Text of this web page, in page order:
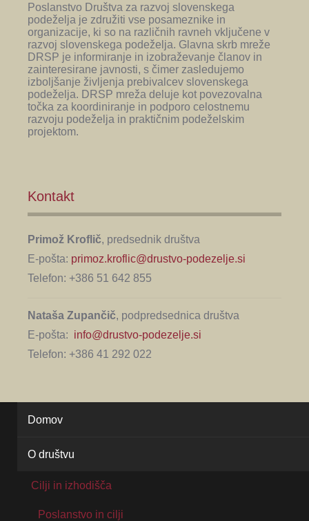
Poslanstvo Društva za razvoj slovenskega
podeželja je združiti vse posameznike in
organizacije, ki so na različnih ravneh vključene v
razvoj slovenskega podeželja. Glavna skrb mreže
DRSP je informiranje in izobraževanje članov in
zainteresirane javnosti, s čimer zasledujemo
izboljšanje življenja prebivalcev slovenskega
podeželja. DRSP mreža deluje kot povezovalna
točka za koordiniranje in podporo celostnemu
razvoju podeželja in praktičnim podeželskim
projektom.
Kontakt
Primož Kroflič, predsednik društva
E-pošta: primoz.kroflic@drustvo-podezelje.si
Telefon: +386 51 642 855
Nataša Zupančič, podpredsednica društva
E-pošta: info@drustvo-podezelje.si
Telefon: +386 41 292 022
Domov
O društvu
Cilji in izhodišča
Poslanstvo in cilji